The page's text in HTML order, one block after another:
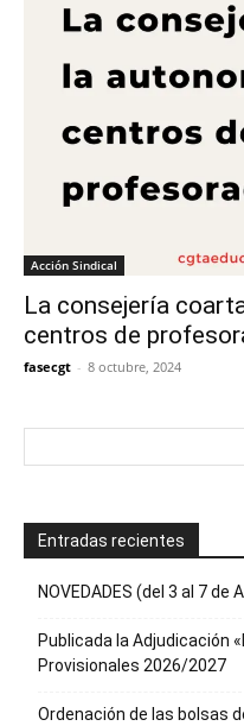
Acción Sindical
La consejería
centros de
fasecgt - 8 octubre, 2024
Entradas recientes
NOVEDADES (del 3 al 7 de
Publicada la Adjudicación
Provisionales 2026/2027
Ordenación de las bolsas